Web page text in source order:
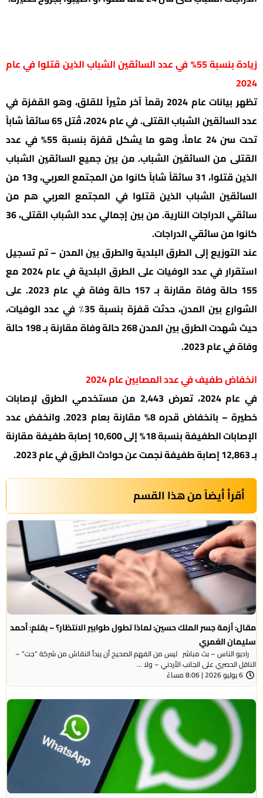
زيادة بنسبة 55% في عدد السائقين الشباب الذين قتلوا في عام
2024
تظهر بيانات عام 2024 رقماً آخر مثيراً للقلق، وهو القفزة في
عدد السائقين الشباب القتلى. في عام 2024، قُتل 65 سائقاً شاباً
تحت سن 24 عاماً، وهو ما يشكل قفزة بنسبة 55% في عدد
القتلى من السائقين الشباب. من بين جميع السائقين الشباب
الذين قتلوا، 31 سائقاً شاباً كانوا من المجتمع العربي، و13 من
السائقين الشباب الذين قتلوا في المجتمع العربي هم من
سائقي الدراجات النارية. من بين إجمالي عدد الشباب القتلى، 36
كانوا من سائقي الدراجات.
عند التوزيع إلى الطرق البلدية والطرق بين المدن – تم تسجيل
استقرار في عدد الوفيات على الطرق البلدية في عام 2024 مع
155 حالة وفاة مقارنة بـ 157 حالة وفاة في عام 2023. على
الشوارع بين المدن، حدثت قفزة بنسبة 35٪ في عدد الوفيات،
حيث شهدت الطرق بين المدن 268 حالة وفاة مقارنة بـ 198 حالة
وفاة في عام 2023.
انخفاض طفيف في عدد المصابين عام 2024
في عام 2024، تعرض 2,443 من مستخدمي الطرق لإصابات
خطيرة – بانخفاض قدره 8% مقارنة بعام 2023. وانخفض عدد
الإصابات الطفيفة بنسبة 18% إلى 10,600 إصابة طفيفة مقارنة
بـ 12,863 إصابة طفيفة نجمت عن حوادث الطرق في عام 2023.
أقرأ أيضاً من هذا القسم
مقال: أزمة جسر الملك حسين: لماذا تطول طوابير الانتظار؟ – بقلم: أحمد
سليمان العُمري
راديو الناس – بث مباشر ليس من الفهم الصحيح أن يبدأ النقاش من شركة “جت” –
الناقل الحصري على الجانب الأردني – ولا ...
6 يوليو 2026 | 8:06 مساءً